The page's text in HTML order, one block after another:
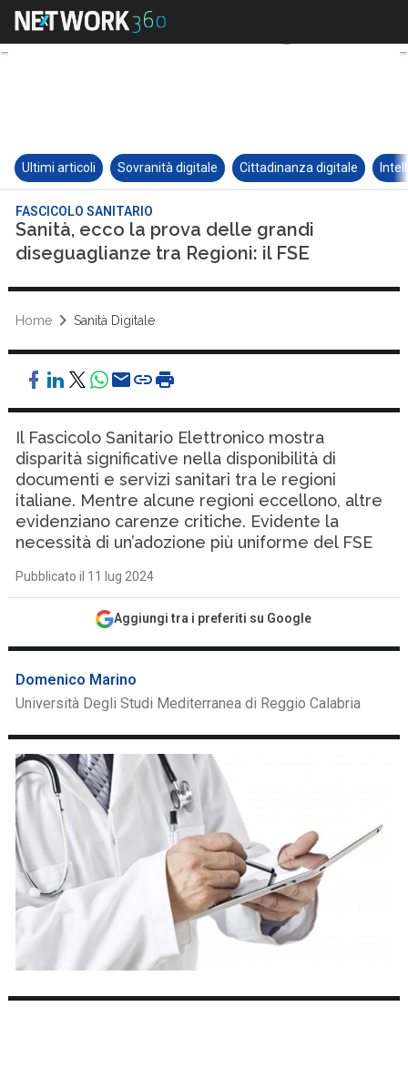
Ultimi articoli Sovranità digitale Cittadinanza digitale
FASCICOLO SANITARIO
Sanità, ecco la prova delle grandi
diseguaglianze tra Regioni: il FSE
Home Sanità Digitale
Il Fascicolo Sanitario Elettronico mostra
disparità significative nella disponibilità di
documenti e servizi sanitari tra le regioni
italiane. Mentre alcune regioni eccellono, altre
evidenziano carenze critiche. Evidente la
necessità di un’adozione più uniforme del FSE
Pubblicato il 11 lug 2024
Aggiungi tra i preferiti su Google
Domenico Marino
Università Degli Studi Mediterranea di Reggio Calabria